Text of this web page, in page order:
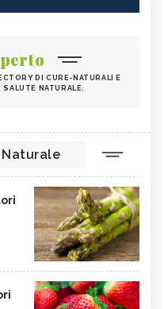
DI CURE-NATURALI E
NATURALE.